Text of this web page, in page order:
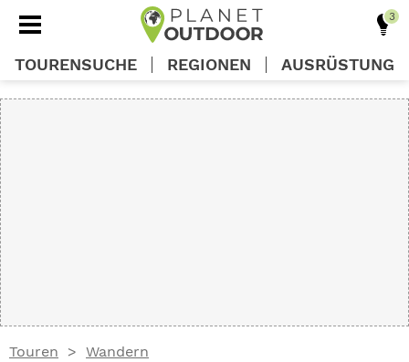
Touren Wandern
TOURENSUCHE REGIONEN AUSRÜSTUNG